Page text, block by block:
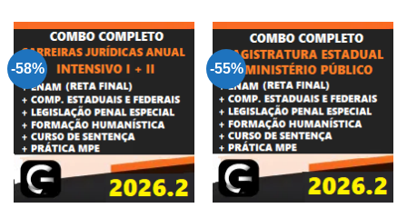
-58% -55%